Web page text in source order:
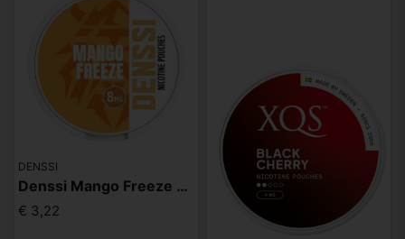
DENSSI
Denssi Mango Freeze 8mg
€ 3,22